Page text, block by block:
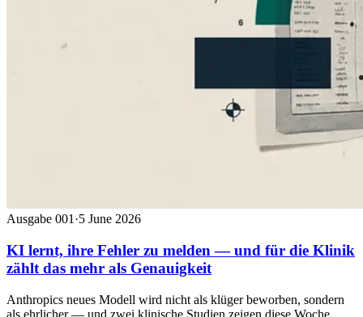
Ausgabe 001 ·5 June 2026
KI lernt, ihre Fehler zu melden — und für die Klinik
zählt das mehr als Genauigkeit
Anthropics neues Modell wird nicht als klüger beworben, sondern
als ehrlicher — und zwei klinische Studien zeigen diese Woche,